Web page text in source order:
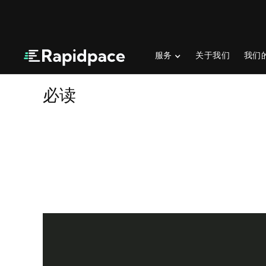
服务 关于我们 我们
必读